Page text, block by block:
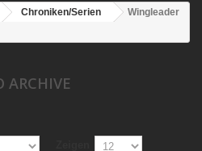
Chroniken/Serien
Wingleader
ARCHIVE